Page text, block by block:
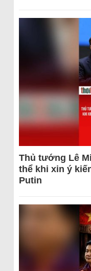
Thủ tướng Lê
thể khi xin ý
Putin